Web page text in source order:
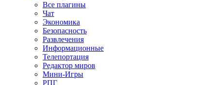
Все плагины
Чат
Экономика
Безопасность
Развлечения
Информационные
Телепортация
Редактор миров
Мини-Игры
РПГ